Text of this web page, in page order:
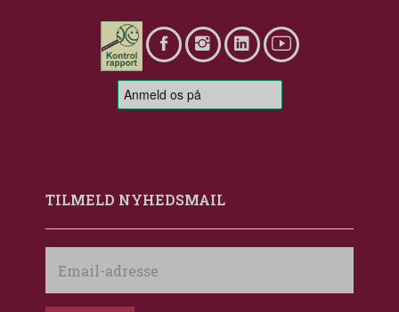
TILMELD NYHEDSMAIL
adresse